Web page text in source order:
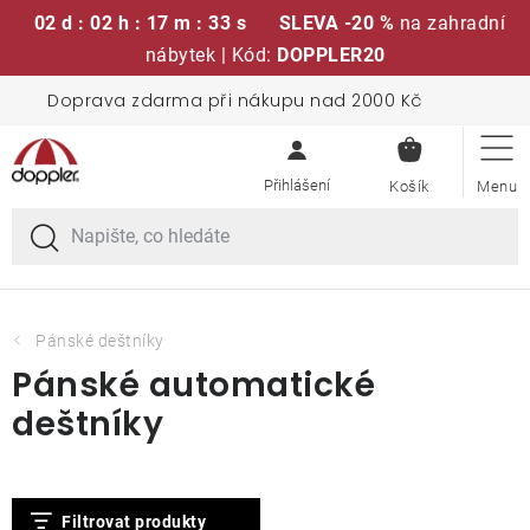
02 d : 02 h : 17 m : 32 s SLEVA -20 % na zahradní
nábytek | Kód: DOPPLER20
obsah
Doprava zdarma při nákupu nad 2000 Kč
KOŠÍK
Sedací soupravy
Slunečníky
Křesla a židle
Stoly
Pánské deštníky
Pánské automatické
deštníky
Filtrovat produkty
V